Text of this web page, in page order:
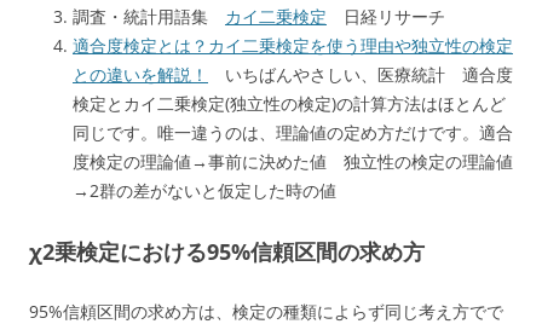
調査・統計用語集 カイ二乗検定 日経リサーチ
適合度検定とは？カイ二乗検定を使う理由や独立性の検定
との違いを解説！
いちばんやさしい、医療統計 適合度
検定とカイ二乗検定(独立性の検定)の計算方法はほとんど
同じです。唯一違うのは、理論値の定め方だけです。適合
度検定の理論値→事前に決めた値 独立性の検定の理論値
→2群の差がないと仮定した時の値
χ2乗検定における95%信頼区間の求め方
95%信頼区間の求め方は、検定の種類によらず同じ考え方でで